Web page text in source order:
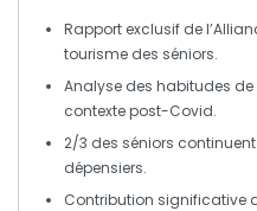
Rapport exclusif de
tourisme des séniors.
Analyse des habitudes
contextepost-Covid.
2/3 des séniors
dépensiers.
Contribution significative